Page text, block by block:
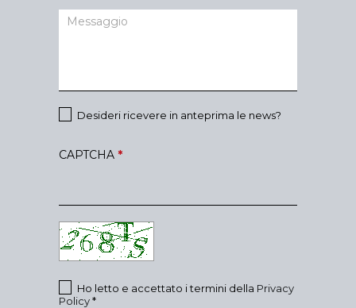
Desideri ricevere in anteprima le news?
CAPTCHA *
Ho letto e accettato i termini della Privacy
Policy*